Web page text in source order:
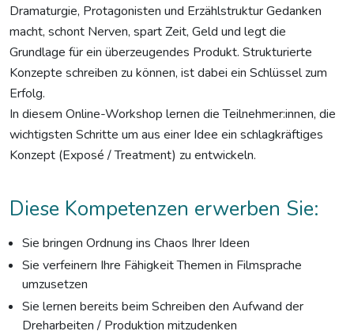
Dramaturgie, Protagonisten und Erzählstruktur Gedanken
macht, schont Nerven, spart Zeit, Geld und legt die
Grundlage für ein überzeugendes Produkt. Strukturierte
Konzepte schreiben zu können, ist dabei ein Schlüssel zum
Erfolg.
In diesem Online-Workshop lernen die Teilnehmer:innen, die
wichtigsten Schritte um aus einer Idee ein schlagkräftiges
Konzept (Exposé / Treatment) zu entwickeln.
Diese Kompetenzen erwerben Sie:
Sie bringen Ordnung ins Chaos Ihrer Ideen
Sie verfeinern Ihre Fähigkeit Themen in Filmsprache
umzusetzen
Sie lernen bereits beim Schreiben den Aufwand der
Dreharbeiten / Produktion mitzudenken